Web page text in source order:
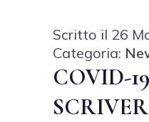
Scritto il 26
Categoria:
COVID-